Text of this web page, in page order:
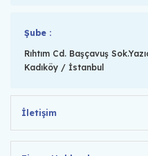
Şube :
Rıhtım Cd. Başçavuş
Kadıköy / İstanbul
İletişim